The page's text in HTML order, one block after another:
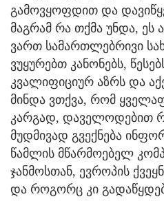
გამოვყოფდით და
მაგრამ რა თქმა უნდა, ეს
ვართ სამართლებრივი
ვუყურებთ კანონებს,
კვალიფიციურ აზრს და
მინდა ვთქვა, რომ
კარგად, დაველოდებით
მუდმივად გვექნება
წამლის მწარმოებელ
ჯანმოსთან, ევროპის
და როგორც კი